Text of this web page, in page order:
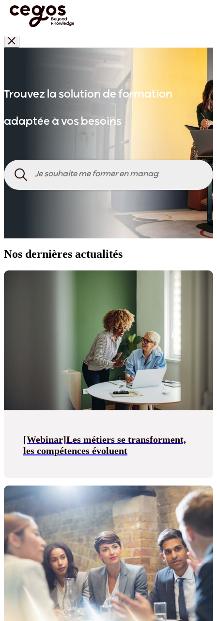
Trouvez la solution de formation
adaptée à vos besoins
Nos dernières actualités
[Webinar]Les métiers se transforment,
les compétences évoluent